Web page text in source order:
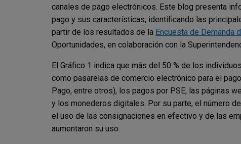
canales de pago electrónicos. Este blog presenta
pago y sus características, identificando las
partir de los resultados de la Encuesta de Demanda
Oportunidades, en colaboración con la
El Gráfico 1 indica que más del 50 % de los
como pasarelas de comercio electrónico para el
Pago, entre otros), los pagos por PSE, las páginas
y los monederos digitales. Por su parte, el número
el uso de las consignaciones en efectivo y de las
aumentaron su uso.